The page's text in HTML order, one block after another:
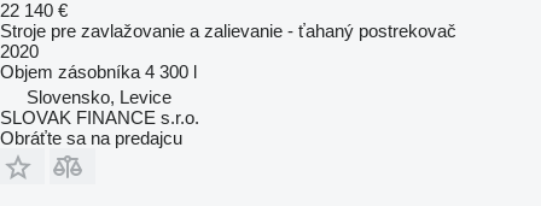
22 140 €
Stroje pre zavlažovanie a zalievanie - ťahaný postrekovač
2020
Objem zásobníka 4 300 l
Slovensko, Levice
SLOVAK FINANCE s.r.o.
Obráťte sa na predajcu